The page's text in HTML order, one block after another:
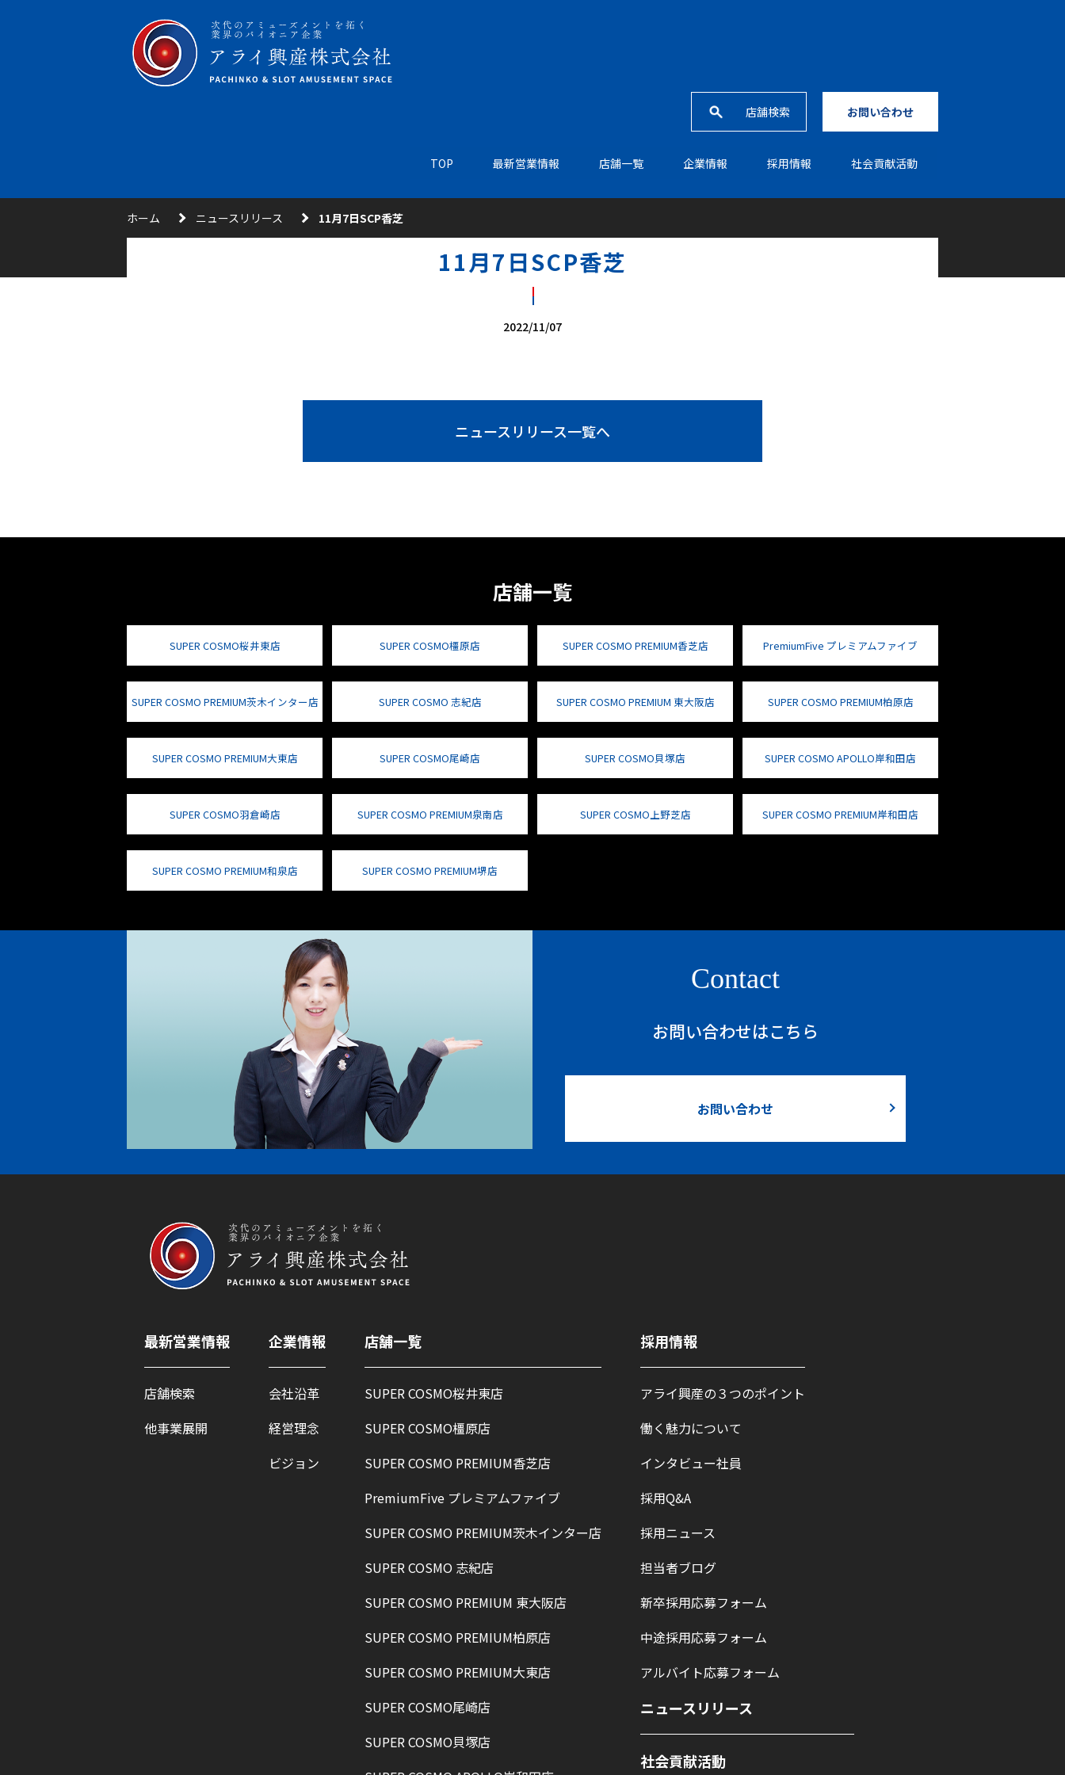
店舗検索 お問い合わせ
TOP 最新営業情報 店舗一覧 企業情報 採⽤情報 社会貢献活動
ホーム ニュースリリース 11月7日SCP香芝
11月7日SCP香芝
2022/11/07
ニュースリリース一覧へ
店舗一覧
SUPER COSMO桜井東店 SUPER COSMO橿原店 SUPER COSMO PREMIUM香芝店 PremiumFive プレミアムファイブ
SUPER COSMO PREMIUM茨木インター店 SUPER COSMO 志紀店 SUPER COSMO PREMIUM 東大阪店 SUPER COSMO PREMIUM柏原店
SUPER COSMO PREMIUM大東店 SUPER COSMO尾崎店 SUPER COSMO貝塚店 SUPER COSMO APOLLO岸和田店
SUPER COSMO羽倉崎店 SUPER COSMO PREMIUM泉南店 SUPER COSMO上野芝店 SUPER COSMO PREMIUM岸和田店
SUPER COSMO PREMIUM和泉店 SUPER COSMO PREMIUM堺店
Contact
お問い合わせはこちら
お問い合わせ
最新営業情報
店舗検索
他事業展開
企業情報
会社沿革
経営理念
ビジョン
店舗一覧
SUPER COSMO桜井東店
SUPER COSMO橿原店
SUPER COSMO PREMIUM香芝店
PremiumFive プレミアムファイブ
SUPER COSMO PREMIUM茨木インター店
SUPER COSMO 志紀店
SUPER COSMO PREMIUM 東大阪店
SUPER COSMO PREMIUM柏原店
SUPER COSMO PREMIUM大東店
SUPER COSMO尾崎店
SUPER COSMO貝塚店
採用情報
アライ興産の３つのポイント
働く魅力について
インタビュー社員
採用Q&A
採用ニュース
担当者ブログ
新卒採用応募フォーム
中途採用応募フォーム
アルバイト応募フォーム
ニュースリリース
社会貢献活動